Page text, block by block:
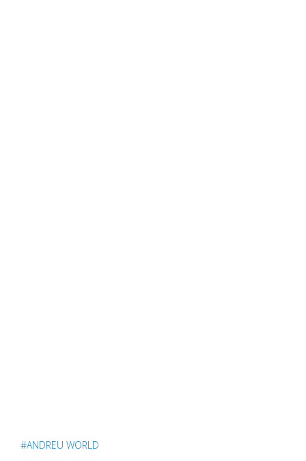
#ANDREU WORLD